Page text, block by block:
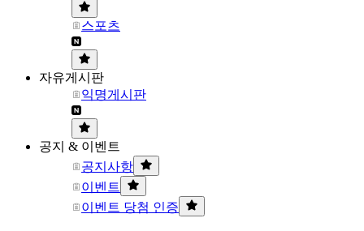
스포츠
자유게시판
익명게시판
공지 & 이벤트
공지사항
이벤트
이벤트 당첨 인증